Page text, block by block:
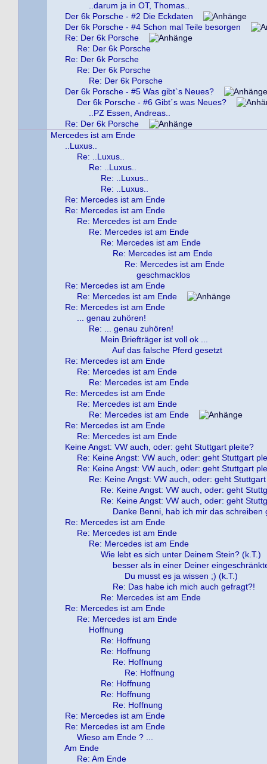
..darum ja in OT, Thomas..
Der 6k Porsche - #2 Die Eckdaten
Der 6k Porsche - #4 Schon mal Teile besorgen
Re: Der 6k Porsche
Re: Der 6k Porsche
Re: Der 6k Porsche
Re: Der 6k Porsche
Re: Der 6k Porsche
Der 6k Porsche - #5 Was gibt`s Neues?
Der 6k Porsche - #6 Gibt´s was Neues?
..PZ Essen, Andreas..
Re: Der 6k Porsche
Mercedes ist am Ende
..Luxus..
Re: ..Luxus..
Re: ..Luxus..
Re: ..Luxus..
Re: ..Luxus..
Re: Mercedes ist am Ende
Re: Mercedes ist am Ende
Re: Mercedes ist am Ende
Re: Mercedes ist am Ende
Re: Mercedes ist am Ende
Re: Mercedes ist am Ende
Re: Mercedes ist am Ende
geschmacklos
Re: Mercedes ist am Ende
Re: Mercedes ist am Ende
Re: Mercedes ist am Ende
... genau zuhören!
Re: ... genau zuhören!
Mein Briefträger ist voll ok ...
Auf das falsche Pferd gesetzt
Re: Mercedes ist am Ende
Re: Mercedes ist am Ende
Re: Mercedes ist am Ende
Re: Mercedes ist am Ende
Re: Mercedes ist am Ende
Re: Mercedes ist am Ende
Re: Mercedes ist am Ende
Re: Mercedes ist am Ende
Keine Angst: VW auch, oder: geht Stuttgart pleite?
Re: Keine Angst: VW auch, oder: geht Stuttgart
Re: Keine Angst: VW auch, oder: geht Stuttgart
Re: Keine Angst: VW auch, oder: geht
Re: Keine Angst: VW auch, oder: geht
Re: Keine Angst: VW auch, oder: geht
Danke Benni, hab ich mir das schreiben
Re: Mercedes ist am Ende
Re: Mercedes ist am Ende
Re: Mercedes ist am Ende
Wie lebt es sich unter Deinem Stein? (k.T.)
besser als in einer Deiner
Du musst es ja wissen ;) (k.T.)
Re: Das habe ich mich auch gefragt?!
Re: Mercedes ist am Ende
Re: Mercedes ist am Ende
Re: Mercedes ist am Ende
Hoffnung
Re: Hoffnung
Re: Hoffnung
Re: Hoffnung
Re: Hoffnung
Re: Hoffnung
Re: Hoffnung
Re: Hoffnung
Re: Mercedes ist am Ende
Re: Mercedes ist am Ende
Wieso am Ende ? ...
Am Ende
Re: Am Ende